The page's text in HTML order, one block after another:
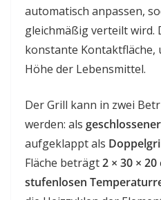
automatisch anpassen,
gleichmäßig verteilt wird.
konstante Kontaktfläche,
Höhe der Lebensmittel.
Der Grill kann in zwei
werden: als
aufgeklappt als
Fläche beträgt2 × 30 × 20
stufenlosen